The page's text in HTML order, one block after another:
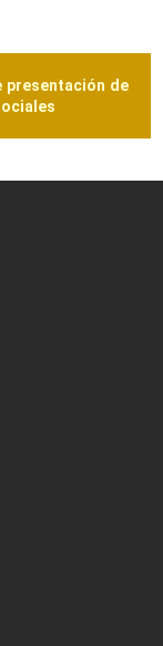
presentación de